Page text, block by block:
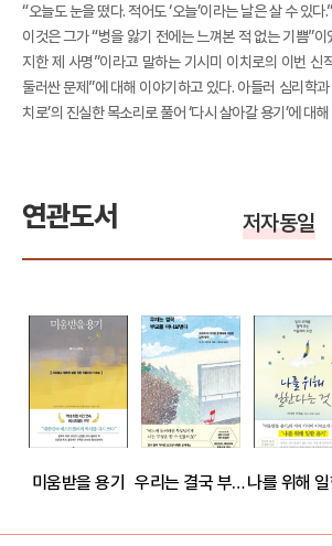
“오늘도 눈을 떴다. 적어도 ‘오늘’이라는 날은 살 수 있다.”
이것은 그가 “병을 앓기 전에는 느껴본 적 없는 기쁨”
지한 제 사명”이라고 말하는 기시미 이치로의 이번 신
둘러싼 문제”에 대해 이야기하고 있다. 아들러 심리학과
치로’의 진실한 목소리로 풀어 ‘다시 살아갈 용기’에 대
연관도서 저자동일
미움받을 용기 우리는 결국 부모를 떠나보낸다